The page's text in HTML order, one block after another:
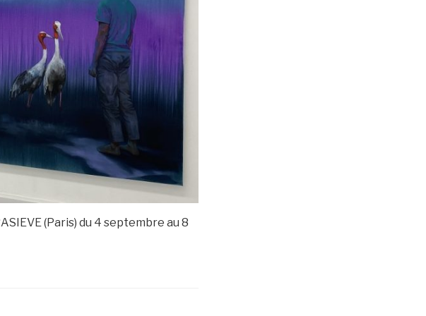
(Paris) du 4 septembre au 8